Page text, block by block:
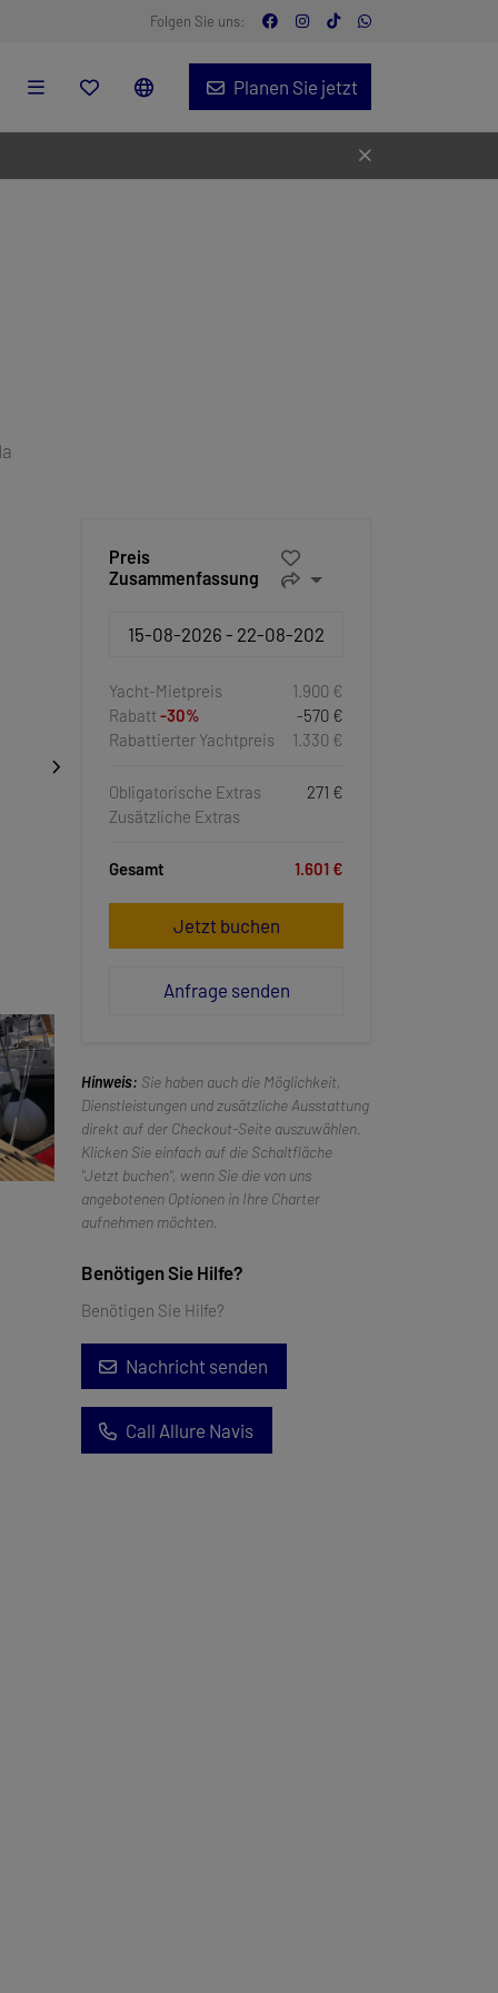
Folgen Sie uns:
Planen Sie jetzt
Preis
Zusammenfassung
Yacht-Mietpreis
1.900 €
Rabatt -30%
-570 €
Rabattierter Yachtpreis
1.330 €
Obligatorische Extras
271 €
Zusätzliche Extras
Gesamt 1.601 €
Jetzt buchen
Anfrage senden
Hinweis: Sie haben auch die Möglichkeit,
Dienstleistungen und zusätzliche Ausstattung
direkt auf der Checkout-Seite auszuwählen.
Klicken Sie einfach auf die Schaltfläche
"Jetzt buchen", wenn Sie die von uns
angebotenen Optionen in Ihre Charter
aufnehmen möchten.
Benötigen Sie Hilfe?
Benötigen Sie Hilfe?
Nachricht senden
Call Allure Navis